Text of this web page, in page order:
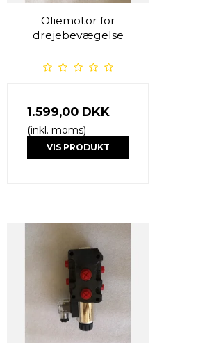
Oliemotor for
drejebevægelse
1.599,00 DKK
(inkl. moms)
VIS PRODUKT